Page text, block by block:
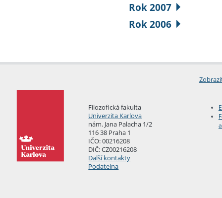
Rok 2007
Rok 2006
Filozofická fakulta
Univerzita Karlova
nám. Jana Palacha 1/2
116 38 Praha 1
IČO: 00216208
DIČ: CZ00216208
Další kontakty
Podatelna